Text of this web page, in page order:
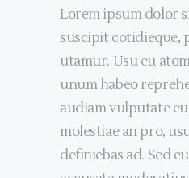
Lorem ipsum dolor
suscipit cotidieque,
utamur. Usu eu
unum habeo
audiam vulputate
molestiae an pro,
definiebas ad. Sed